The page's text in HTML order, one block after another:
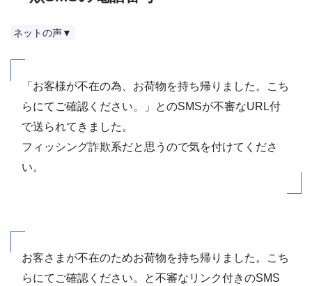
ネットの声▼
「お客様が不在の為、お荷物を持ち帰りました。こち
らにてご確認ください。」とのSMSが不審なURL付
で送られてきました。
フィッシング詐欺系だと思うので気を付けてくださ
い。
お客さまが不在のためお荷物を持ち帰りました。こち
らにてご確認ください。と不審なリンク付きのSMS